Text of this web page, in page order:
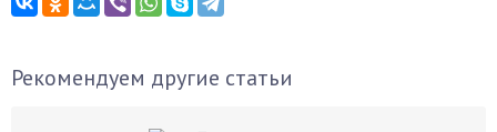
Рекомендуем другие статьи